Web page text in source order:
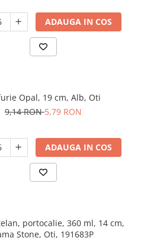
ADAUGA IN COS
Opal, 19 cm, Alb, Oti
9,14 RON5,79 RON
ADAUGA IN COS
portocalie, 360 ml, 14 cm,
Stone, Oti, 191683P